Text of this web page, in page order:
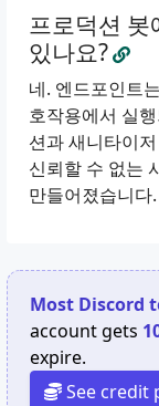
프로덕션
있나요?
네. 엔드포인트
호작용에서 실
션과 새니타이
신뢰할 수 없는
만들어졌습니다.
Most Discord
account gets
expire.
See credit